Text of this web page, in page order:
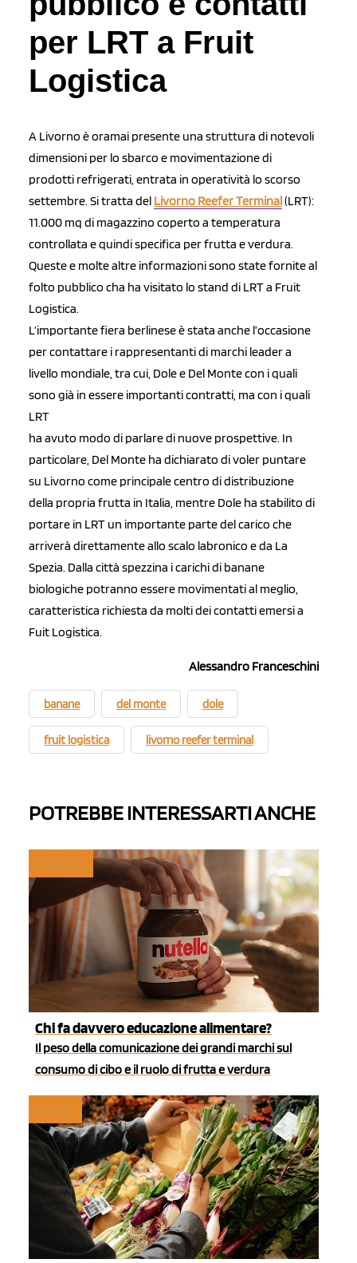
per LRT a Fruit
Logistica
A Livorno è oramai presente una struttura di notevoli
dimensioni per lo sbarco e movimentazione di
prodotti refrigerati, entrata in operatività lo scorso
settembre. Si tratta del Livorno Reefer Terminal(LRT):
11.000 mq di magazzino coperto a temperatura
controllata e quindi specifica per frutta e verdura.
Queste e molte altre informazioni sono state fornite al
folto pubblico cha ha visitato lo stand di LRT a Fruit
Logistica.
L’importante fiera berlinese è stata anche l’occasione
per contattare i rappresentanti di marchi leader a
livello mondiale, tra cui, Dole e Del Monte con i quali
sono già in essere importanti contratti, ma con i quali
LRT
ha avuto modo di parlare di nuove prospettive. In
particolare, Del Monte ha dichiarato di voler puntare
su Livorno come principale centro di distribuzione
della propria frutta in Italia, mentre Dole ha stabilito di
portare in LRT un importante parte del carico che
arriverà direttamente allo scalo labronico e da La
Spezia. Dalla città spezzina i carichi di banane
biologiche potranno essere movimentati al meglio,
caratteristica richiesta da molti dei contatti emersi a
Fuit Logistica.
Alessandro Franceschini
banane del monte dole
fruit logistica livorno reefer terminal
POTREBBE INTERESSARTI ANCHE
Chi fa davvero educazione alimentare?
Il peso della comunicazione dei grandi marchi sul
consumo di cibo e il ruolo di frutta e verdura